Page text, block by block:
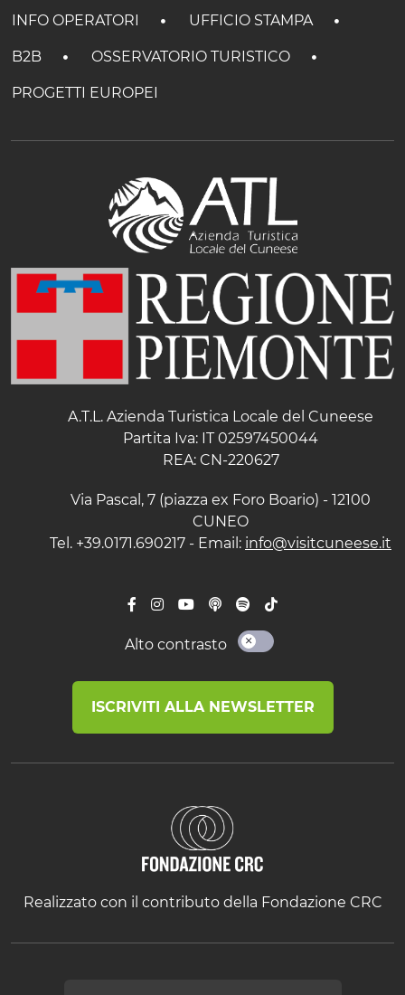
INFO OPERATORI UFFICIO STAMPA
B2B OSSERVATORIO TURISTICO
PROGETTI EUROPEI
A.T.L. Azienda Turistica Locale del Cuneese
Partita Iva: IT 02597450044
REA: CN-220627
Via Pascal, 7 (piazza ex Foro Boario) - 12100
CUNEO
Tel. +39.0171.690217 - Email: info@visitcuneese.it
Alto contrasto
ISCRIVITI ALLA NEWSLETTER
Realizzato con il contributo della Fondazione CRC